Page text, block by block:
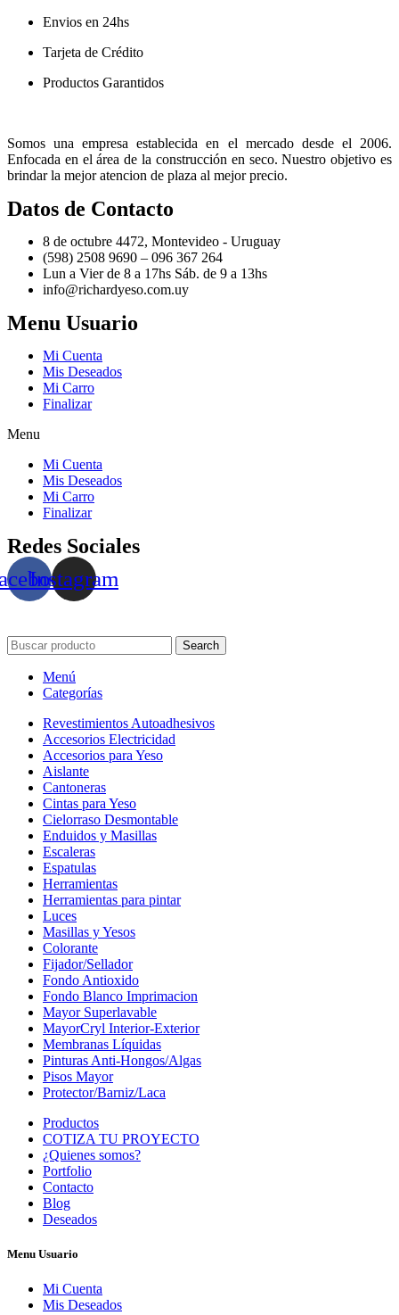
Envios en 24hs
Tarjeta de Crédito
Productos Garantidos
Somos una empresa establecida en el mercado desde el 2006.
Enfocada en el área de la construcción en seco. Nuestro objetivo es
brindar la mejor atencion de plaza al mejor precio.
Datos de Contacto
8 de octubre 4472, Montevideo - Uruguay
(598) 2508 9690 – 096 367 264
Lun a Vier de 8 a 17hs Sáb. de 9 a 13hs
info@richardyeso.com.uy
Menu Usuario
Mi Cuenta
Mis Deseados
Mi Carro
Finalizar
Menu
Mi Cuenta
Mis Deseados
Mi Carro
Finalizar
Redes Sociales
Instagram
Search
Menú
Categorías
Revestimientos Autoadhesivos
Accesorios Electricidad
Accesorios para Yeso
Aislante
Cantoneras
Cintas para Yeso
Cielorraso Desmontable
Enduidos y Masillas
Escaleras
Espatulas
Herramientas
Herramientas para pintar
Luces
Masillas y Yesos
Colorante
Fijador/Sellador
Fondo Antioxido
Fondo Blanco Imprimacion
Mayor Superlavable
MayorCryl Interior-Exterior
Membranas Líquidas
Pinturas Anti-Hongos/Algas
Pisos Mayor
Protector/Barniz/Laca
Productos
COTIZA TU PROYECTO
¿Quienes somos?
Portfolio
Contacto
Blog
Deseados
Menu Usuario
Mi Cuenta
Mis Deseados